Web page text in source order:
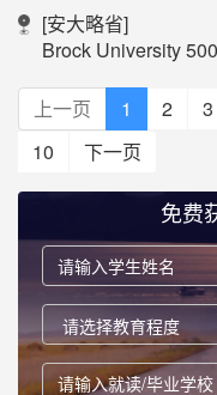
[安大略省]
Brock University 500 Glenridge
上一页 1 2 3
10
下一页
免费